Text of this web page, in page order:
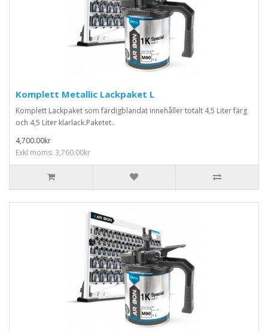
Komplett Metallic Lackpaket L
Komplett Lackpaket som färdigblandat innehåller totalt 4,5 Liter färg
och 4,5 Liter klarlack.Paketet..
4,700.00kr
Exkl moms: 3,760.00kr